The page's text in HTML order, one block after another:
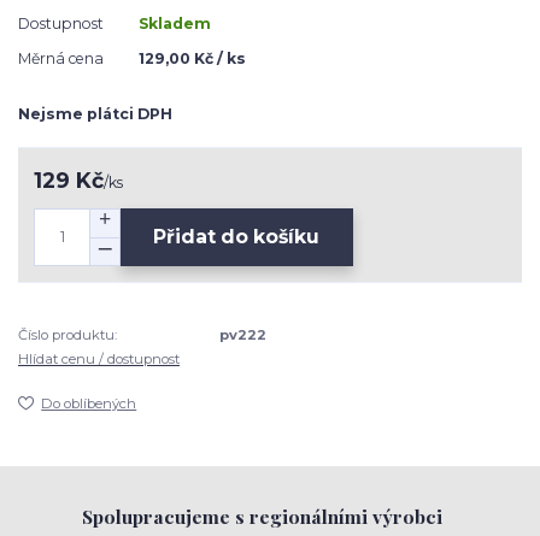
Dostupnost
Skladem
Měrná cena
129,00 Kč / ks
Nejsme plátci DPH
129 Kč/ks
Přidat do košíku
Číslo produktu:
pv222
Hlídat cenu / dostupnost
Do oblíbených
Spolupracujeme s regionálními výrobci